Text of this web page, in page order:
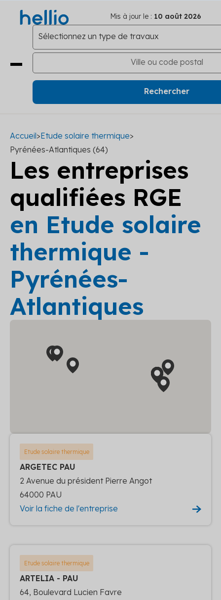
Mis à jour le : 10 août 2026
Accueil>Etude solaire thermique>
Pyrénées-Atlantiques (64)
Les entreprises
qualifiées RGE
en Etude solaire
thermique -
Pyrénées-
Atlantiques
Etude solaire thermique
ARGETEC PAU
2 Avenue du président Pierre Angot
64000 PAU
Voir la fiche de l'entreprise
Etude solaire thermique
ARTELIA - PAU
64, Boulevard Lucien Favre